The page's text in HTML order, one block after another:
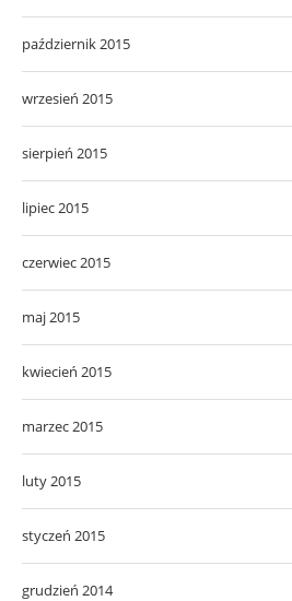
październik 2015
wrzesień 2015
sierpień 2015
lipiec 2015
czerwiec 2015
maj 2015
kwiecień 2015
marzec 2015
luty 2015
styczeń 2015
grudzień 2014